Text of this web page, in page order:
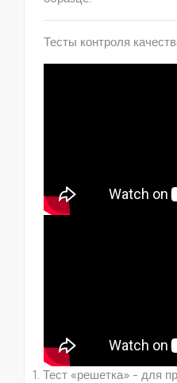
Тесты контроля
1. Тест «решетка» - для